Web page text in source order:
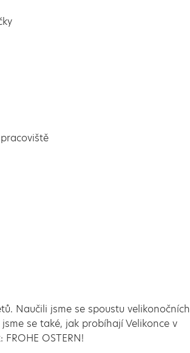
Naučili jsme se spoustu velikonočních
se také, jak probíhají Velikonce v
OSTERN!